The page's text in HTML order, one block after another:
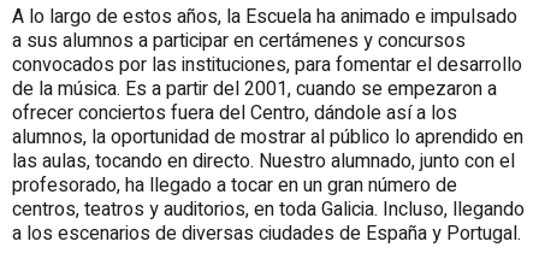
A lo largo de estos años, la Escuela ha animado e impulsado
a sus alumnos a participar en certámenes y concursos
convocados por las instituciones, para fomentar el desarrollo
de la música. Es a partir del 2001, cuando se empezaron a
ofrecer conciertos fuera del Centro, dándole así a los
alumnos, la oportunidad de mostrar al público lo aprendido en
las aulas, tocando en directo. Nuestro alumnado, junto con el
profesorado, ha llegado a tocar en un gran número de
centros, teatros y auditorios, en toda Galicia. Incluso, llegando
a los escenarios de diversas ciudades de España y Portugal.